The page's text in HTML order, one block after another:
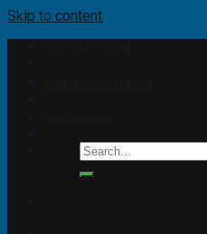
Skip to content